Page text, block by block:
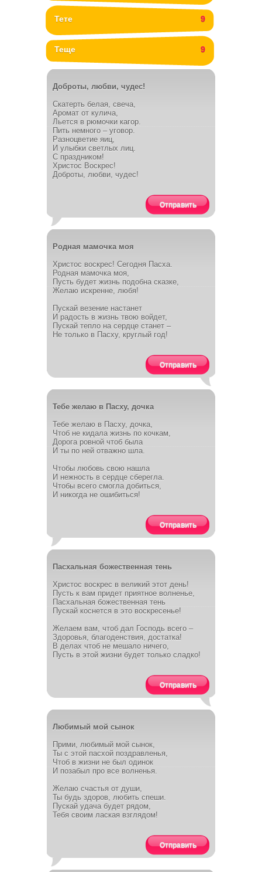
Тете 9
Теще 9
Доброты, любви, чудес!
Скатерть белая, свеча,
Аромат от кулича,
Льется в рюмочки кагор.
Пить немного – уговор.
Разноцветие яиц,
И улыбки светлых лиц.
С праздником!
Христос Воскрес!
Доброты, любви, чудес!
Отправить
Родная мамочка моя
Христос воскрес! Сегодня Пасха.
Родная мамочка моя,
Пусть будет жизнь подобна сказке,
Желаю искренне, любя!
Пускай везение настанет
И радость в жизнь твою войдет,
Пускай тепло на сердце станет –
Не только в Пасху, круглый год!
Отправить
Тебе желаю в Пасху, дочка
Тебе желаю в Пасху, дочка,
Чтоб не кидала жизнь по кочкам,
Дорога ровной чтоб была
И ты по ней отважно шла.
Чтобы любовь свою нашла
И нежность в сердце сберегла.
Чтобы всего смогла добиться,
И никогда не ошибиться!
Отправить
Пасхальная божественная тень
Христос воскрес в великий этот день!
Пусть к вам придет приятное волненье,
Пасхальная божественная тень
Пускай коснется в это воскресенье!
Желаем вам, чтоб дал Господь всего –
Здоровья, благоденствия, достатка!
В делах чтоб не мешало ничего,
Пусть в этой жизни будет только сладко!
Отправить
Любимый мой сынок
Прими, любимый мой сынок,
Ты с этой пасхой поздравленья,
Чтоб в жизни не был одинок
И позабыл про все волненья.
Желаю счастья от души,
Ты будь здоров, любить спеши.
Пускай удача будет рядом,
Тебя своим лаская взглядом!
Отправить